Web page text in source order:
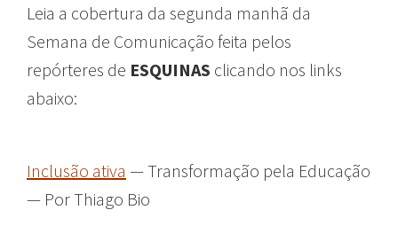
Leia a cobertura da segunda manhã da
Semana de Comunicação feita pelos
repórteres de ESQUINAS clicando nos links
abaixo:
Inclusão ativa — Transformação pela Educação
— Por Thiago Bio